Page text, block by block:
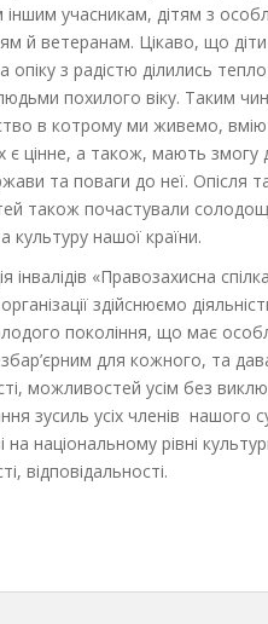
іншим учасникам, дітям з
й ветеранам. Цікаво, що
з радістю ділились
похилого віку. Таким
в котрому ми живемо,
цінне, а також, мають змогу
та поваги до неї. Опісля
також почастували
культуру нашої країни.
«Правозахисна
здійснюємо
покоління, що має
для кожного, та
можливостей усім без
зусиль усіх членів нашого
на національному рівні
відповідальності.